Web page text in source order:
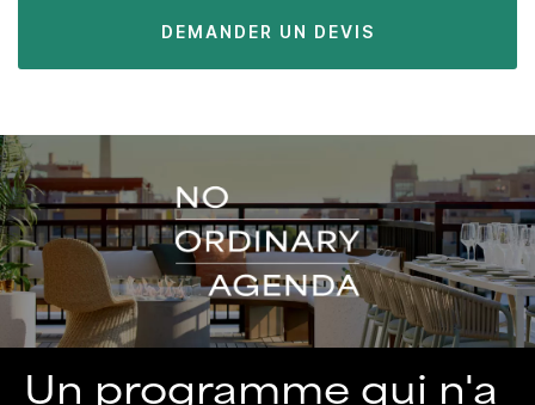
DEMANDER UN DEVIS
Un programme qui n'a